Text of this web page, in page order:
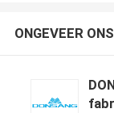
ONGEVEER ONS